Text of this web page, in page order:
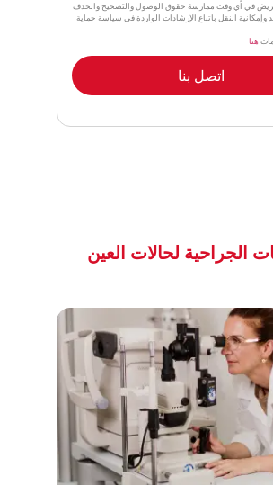
في أي وقت ممارسة حقوق الوصول والتصحيح والحذف
وإمكانية النقل باتباع الإرشادات الواردة في سياسة حماية
هنا
اتصل بنا
الجراحية لحالات العين